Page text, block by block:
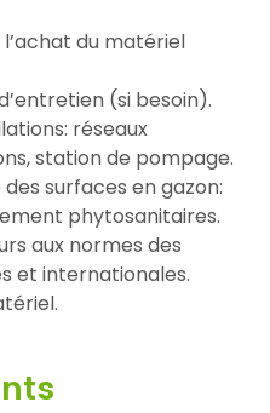
du matériel
(si besoin).
réseaux
station de pompage.
surfaces en gazon:
phytosanitaires.
aux normes des
et internationales.